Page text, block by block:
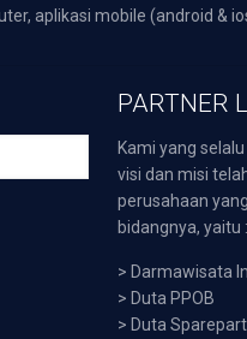
aplikasi mobile (android &
PARTNER
Kami yang
visi dan misi
perusahaan
bidangnya, yaitu :
> Darmawisata
> Duta PPOB
> Duta Sparepart